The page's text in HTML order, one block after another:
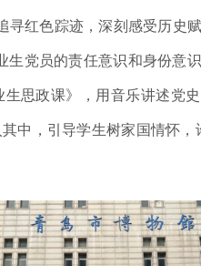
红色踪迹，深刻感受历史
生党员的责任意识和身份意
思政课》 ， 用音乐讲述党
其中 ，引导学生树家国情怀，